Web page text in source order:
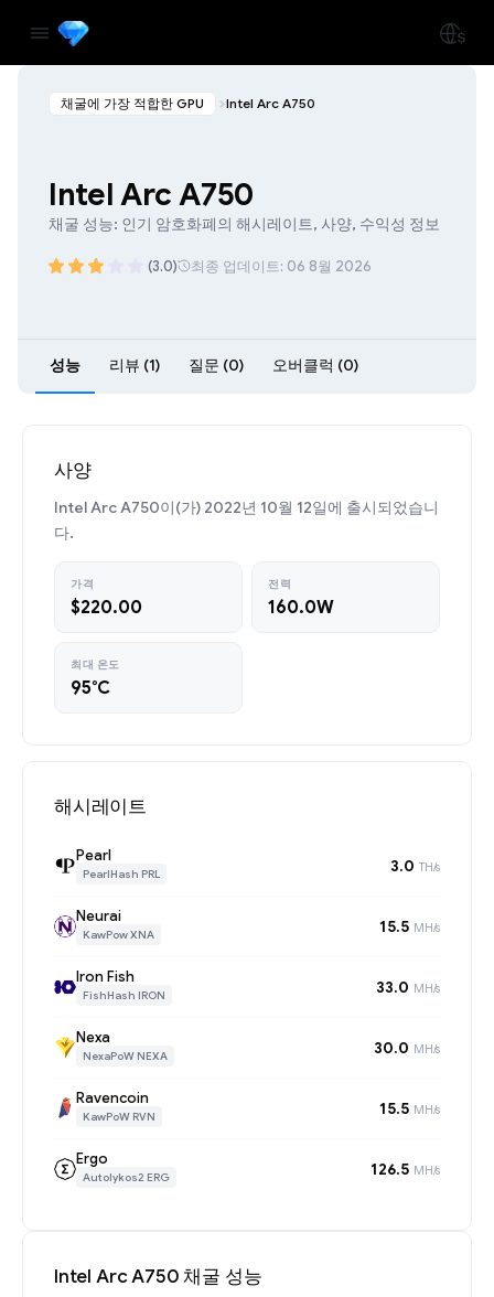
채굴에 가장 적합한 GPU Intel Arc A750
Intel Arc A750
채굴 성능: 인기 암호화폐의 해시레이트, 사양, 수익성 정보
(3.0) 최종 업데이트: 06 8월 2026
성능 리뷰 (1) 질문 (0) 오버클럭 (0)
사양
Intel Arc A750이(가) 2022년 10월 12일에 출시되었습니
다.
가격
$220.00
전력
160.0W
최대 온도
95°C
해시레이트
Pearl
PearlHash PRL 3.0 TH/s
Neurai
KawPow XNA 15.5 MH/s
Iron Fish
FishHash IRON 33.0 MH/s
Nexa
NexaPoW NEXA 30.0 MH/s
Ravencoin
KawPoW RVN 15.5 MH/s
Ergo
Autolykos2 ERG 126.5 MH/s
Intel Arc A750 채굴 성능